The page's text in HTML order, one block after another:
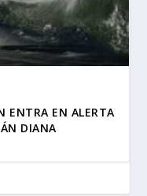
ENTRA EN ALERTA
DIANA